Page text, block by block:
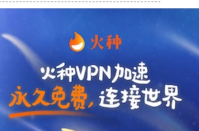
了这个app，我再也不用担心了。
反对